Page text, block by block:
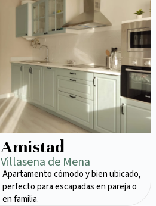
Amistad
Villasena de Mena
Apartamento cómodo y bien ubicado,
perfecto para escapadas en pareja o
en familia.